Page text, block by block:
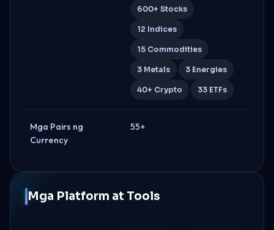
600+ Stocks
12 Indices
15 Commodities
3 Metals 3 Energies
40+ Crypto 33 ETFs
Mga Pairs ng
Currency
55+
Mga Platform at Tools